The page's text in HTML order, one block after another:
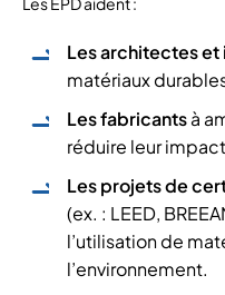
Les architectes et
matériaux
Les fabricantsà
réduire leur
Les projets de
(ex. : LEED,
l’utilisation de
l’environnement.